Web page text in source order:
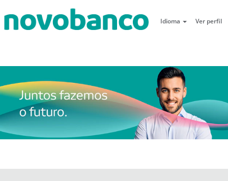
Idioma Ver perfil